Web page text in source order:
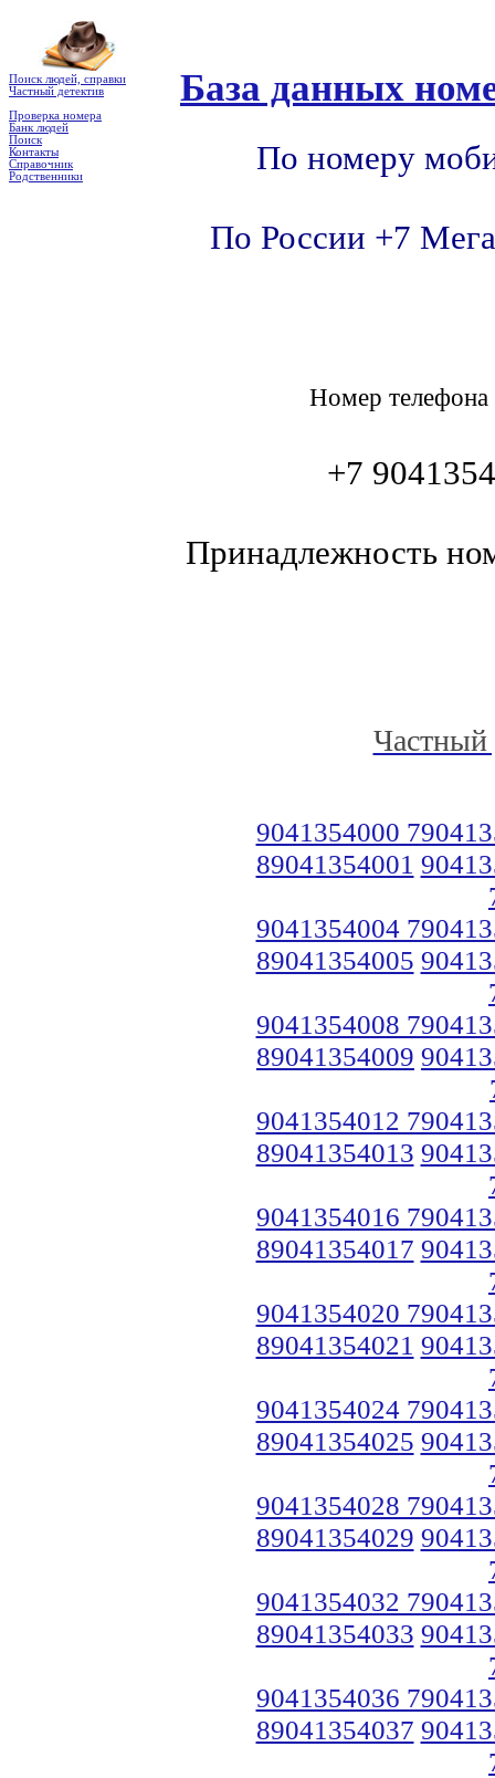
Поиск людей, справки
Частный детектив
Проверка номера
Банк людей
Поиск
Контакты
Справочник
Родственники
База данных
По номеру
По России +7
Номер
+7 9041354
Принадлежность
Частный
9041354000
89041354001
9041354004
89041354005
9041354008
89041354009
9041354012
89041354013
9041354016
89041354017
9041354020
89041354021
9041354024
89041354025
9041354028
89041354029
9041354032
89041354033
9041354036
89041354037